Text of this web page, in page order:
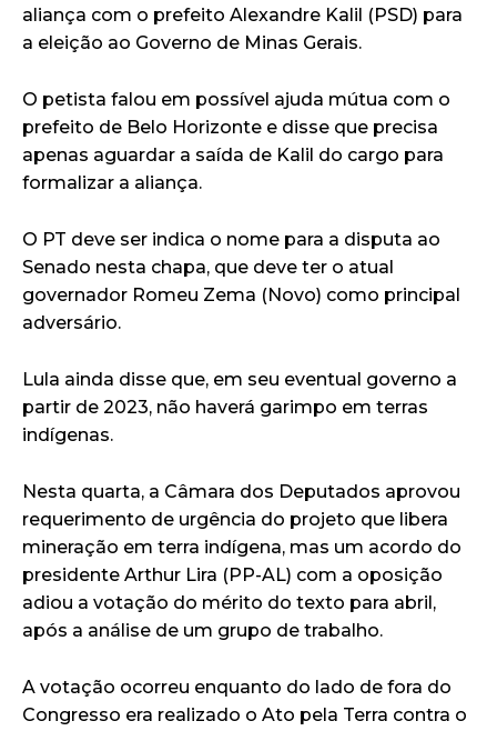
aliança com o prefeito Alexandre Kalil (PSD) para
a eleição ao Governo de Minas Gerais.
O petista falou em possível ajuda mútua com o
prefeito de Belo Horizonte e disse que precisa
apenas aguardar a saída de Kalil do cargo para
formalizar a aliança.
O PT deve ser indica o nome para a disputa ao
Senado nesta chapa, que deve ter o atual
governador Romeu Zema (Novo) como principal
adversário.
Lula ainda disse que, em seu eventual governo a
partir de 2023, não haverá garimpo em terras
indígenas.
Nesta quarta, a Câmara dos Deputados aprovou
requerimento de urgência do projeto que libera
mineração em terra indígena, mas um acordo do
presidente Arthur Lira (PP-AL) com a oposição
adiou a votação do mérito do texto para abril,
após a análise de um grupo de trabalho.
A votação ocorreu enquanto do lado de fora do
Congresso era realizado o Ato pela Terra contra o